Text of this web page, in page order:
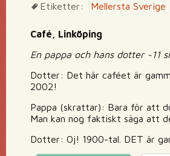
Etiketter:
Mellersta Sverige
Café, Linköping
En pappa och hans dotter ~11
Dotter: Det här caféet är
2002!
Pappa (skrattar): Bara för att
Man kan nog faktiskt säga att
Dotter: Oj! 1900-tal. DET är